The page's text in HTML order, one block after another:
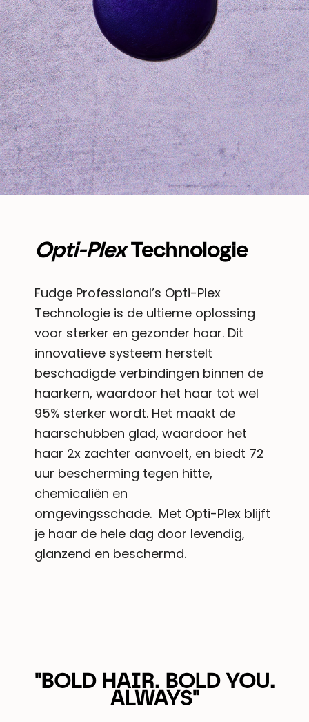
Opti-PlexTechnologie
Fudge Professional’s Opti-Plex
Technologie is de ultieme oplossing
voor sterker en gezonder haar. Dit
innovatieve systeem herstelt
beschadigde verbindingen binnen de
haarkern, waardoor het haar tot wel
95% sterker wordt. Het maakt de
haarschubben glad, waardoor het
haar 2x zachter aanvoelt, en biedt 72
uur bescherming tegen hitte,
chemicaliën en
omgevingsschade. Met Opti-Plex blijft
je haar de hele dag door levendig,
glanzend en beschermd.
"BOLD HAIR. BOLD YOU.
ALWAYS"